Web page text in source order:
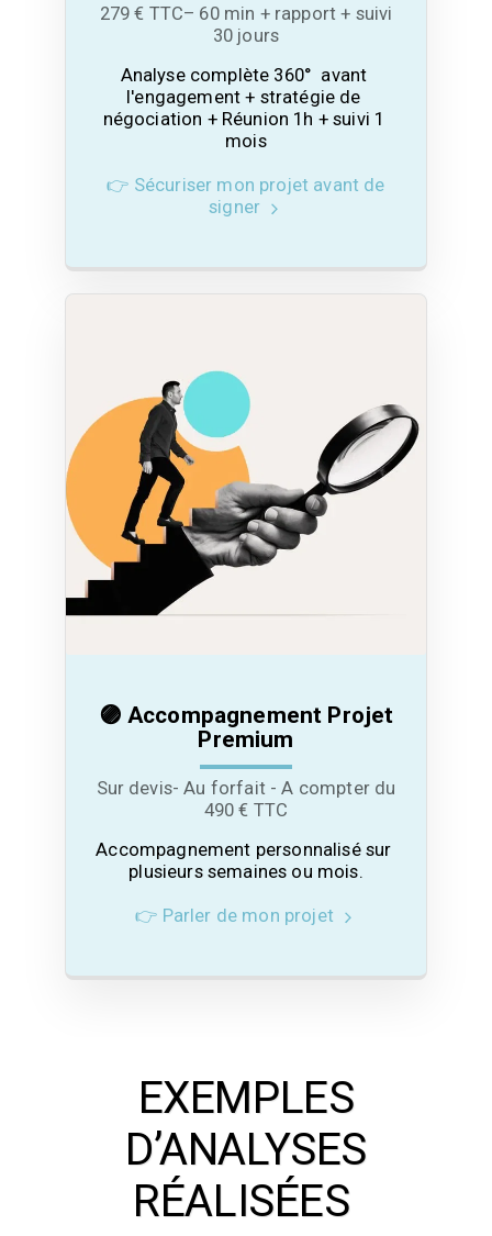
279 € TTC– 60 min + rapport + suivi
30 jours
Analyse complète 360°  avant
l'engagement + stratégie de
négociation + Réunion 1h + suivi 1
mois
👉 Sécuriser mon projet avant de
signer
🟣 Accompagnement Projet
Premium
Sur devis- Au forfait - A compter du
490 € TTC
Accompagnement personnalisé sur
plusieurs semaines ou mois.
👉 Parler de mon projet
EXEMPLES
D’ANALYSES
RÉALISÉES